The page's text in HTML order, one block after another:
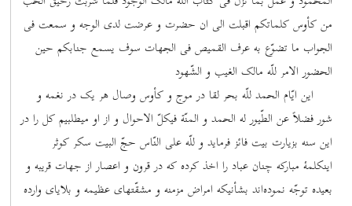
من کأوس کلماتکم اقبلت الی ان حضرت و عرضت لدی الوجه و سمعت فی
الجواب ما تضوّع به عرف القمیص فی الجهات سوف یسمع جنابکم حین
الحضور الامر للّه مالک الغیب و الشّهود
این ایّام الحمد للّه بحر لقا در موج و کأوس وصال هر یک در نغمه و
شور فضلاً عن الطّیور له الحمد و المنّة فیکلّ الاحوال و از او میطلبیم کل را در
این سنه بزیارت بیت فائز فرماید و للّه علی النّاس حجّ البیت سکر کوثر
اینکلمۀ مبارکه چنان عباد را اخذ کرده که در قرون و اعصار از جهات قریبه و
بعیده توجّه نموده‌اند بشأنیکه امراض مزمنه و مشقّتهای عظیمه و بلایای وارده